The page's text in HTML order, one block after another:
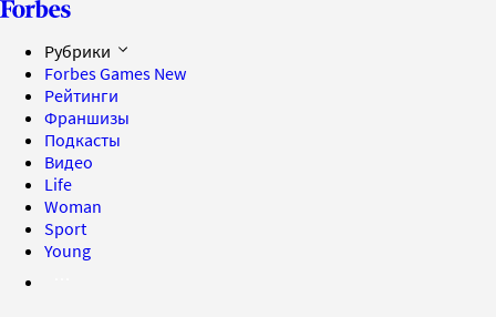
Рубрики
Forbes Games New
Рейтинги
Франшизы
Подкасты
Видео
Life
Woman
Sport
Young